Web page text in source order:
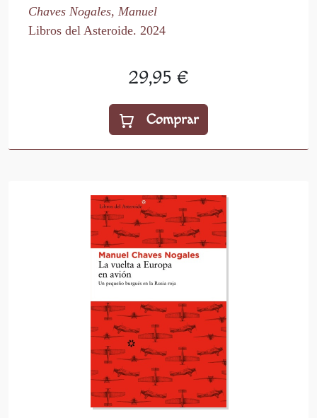
Chaves Nogales, Manuel
Libros del Asteroide. 2024
29,95 €
Comprar